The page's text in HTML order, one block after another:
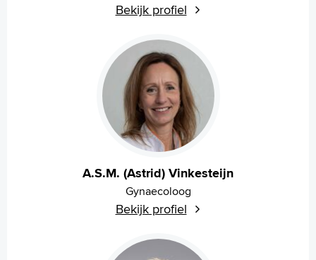
Bekijk profiel
A.S.M. (Astrid) Vinkesteijn
Gynaecoloog
Bekijk profiel